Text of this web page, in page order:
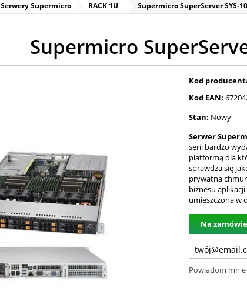
Serwery Supermicro RACK 1U Supermicro SuperServer SYS-
Supermicro
Kod
Kod EAN:
Stan: Nowy
Serwer
serii bardzo
platformą dla
sprawdza się
prywatna
biznesu aplikacji
umieszczona w
Na
Powiadom